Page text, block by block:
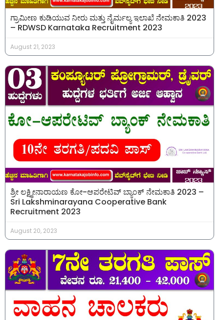
ಗ್ರಾಮೀಣ ಕುಡಿಯುವ ನೀರು ಮತ್ತು ನೈರ್ಮಲ್ಯ ಇಲಾಖೆ ನೇಮಕಾತಿ 2023
– RDWSD Karnataka Recruitment 2023
August 21, 2023
ಶ್ರೀ ಲಕ್ಷ್ಮೀನಾರಾಯಣ ಕೋ-ಆಪರೇಟಿವ್ ಬ್ಯಾಂಕ್ ನೇಮಕಾತಿ 2023 –
Sri Lakshminarayana Cooperative Bank
Recruitment 2023
August 20, 2023